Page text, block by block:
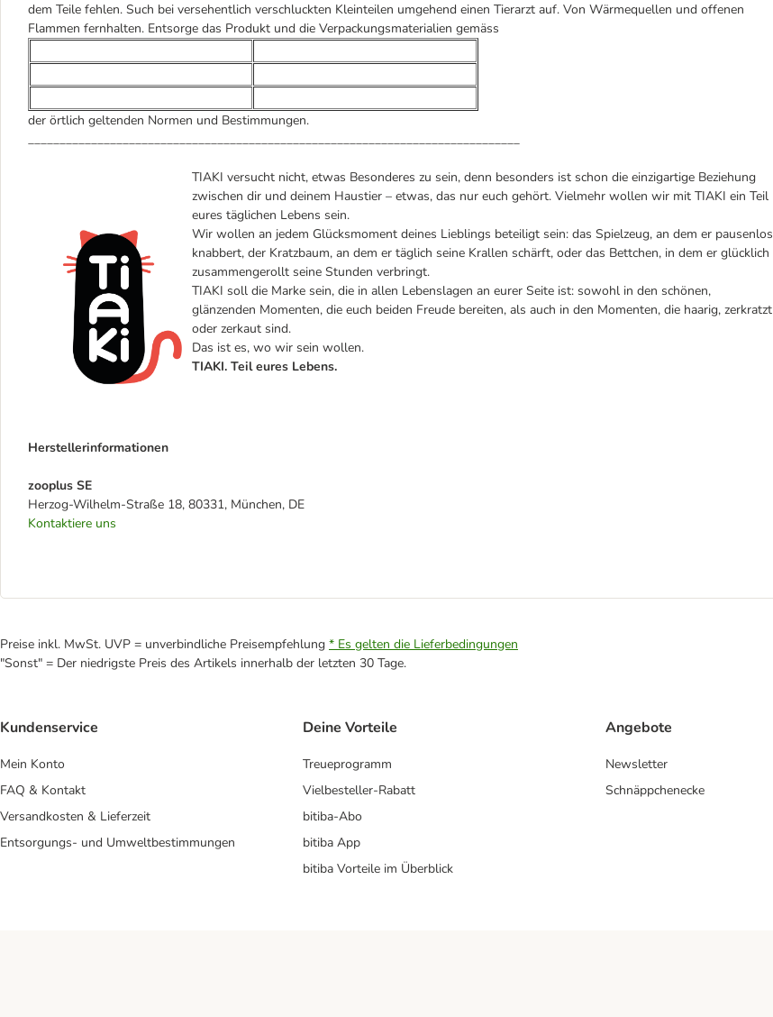
dem Teile fehlen. Such bei versehentlich verschluckten Kleinteilen umgehend einen Tierarzt auf. Von Wärmequellen und offenen
Flammen fernhalten. Entsorge das Produkt und die Verpackungsmaterialien gemäss
der örtlich geltenden Normen und Bestimmungen.
______________________________________________________________________________
TIAKI versucht nicht, etwas Besonderes zu sein, denn besonders ist schon die einzigartige Beziehung
zwischen dir und deinem Haustier – etwas, das nur euch gehört. Vielmehr wollen wir mit TIAKI ein Teil
eures täglichen Lebens sein.
Wir wollen an jedem Glücksmoment deines Lieblings beteiligt sein: das Spielzeug, an dem er pausenlos
knabbert, der Kratzbaum, an dem er täglich seine Krallen schärft, oder das Bettchen, in dem er glücklich
zusammengerollt seine Stunden verbringt.
TIAKI soll die Marke sein, die in allen Lebenslagen an eurer Seite ist: sowohl in den schönen,
glänzenden Momenten, die euch beiden Freude bereiten, als auch in den Momenten, die haarig, zerkratzt
oder zerkaut sind.
Das ist es, wo wir sein wollen.
TIAKI. Teil eures Lebens.
Herstellerinformationen
zooplus SE
Herzog-Wilhelm-Straße 18, 80331, München, DE
Kontaktiere uns
Preise inkl. MwSt. UVP = unverbindliche Preisempfehlung * Es gelten die Lieferbedingungen
"Sonst" = Der niedrigste Preis des Artikels innerhalb der letzten 30 Tage.
Kundenservice
Mein Konto
FAQ & Kontakt
Versandkosten & Lieferzeit
Entsorgungs- und Umweltbestimmungen
Deine Vorteile
Treueprogramm
Vielbesteller-Rabatt
bitiba-Abo
bitiba App
bitiba Vorteile im Überblick
Angebote
Newsletter
Schnäppchenecke